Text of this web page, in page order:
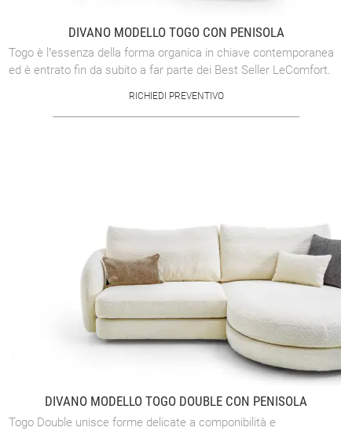
DIVANO MODELLO TOGO CON PENISOLA
Togo è l’essenza della forma organica in chiave contemporanea
ed è entrato fin da subito a far parte dei Best Seller LeComfort.
RICHIEDI PREVENTIVO
DIVANO MODELLO TOGO DOUBLE CON PENISOLA
Togo Double unisce forme delicate a componibilità e